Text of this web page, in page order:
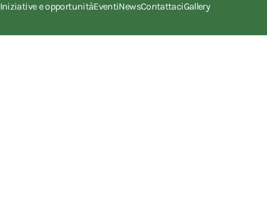
Iniziative e opportunitàEventiNewsContattaciGallery